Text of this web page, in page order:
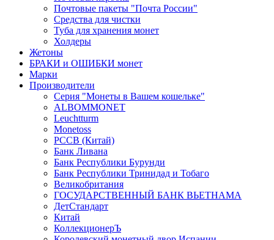
Почтовые пакеты "Почта России"
Средства для чистки
Туба для хранения монет
Холдеры
Жетоны
БРАКИ и ОШИБКИ монет
Марки
Производители
Серия "Монеты в Вашем кошельке"
ALBOMMONET
Leuchtturm
Monetoss
PCCB (Китай)
Банк Ливана
Банк Республики Бурунди
Банк Республики Тринидад и Тобаго
Великобритания
ГОСУДАРСТВЕННЫЙ БАНК ВЬЕТНАМА
ДетСтандарт
Китай
КоллекционерЪ